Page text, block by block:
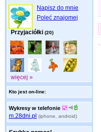
Napisz do mnie
Poleć znajomej
Przyjaciółki (20)
więcej »
Kto jest on-line:
Wykresy w telefonie
m.28dni.pl (iphone, android)